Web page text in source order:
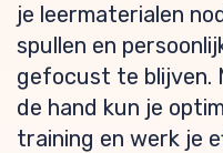
je leermaterialen
spullen en
gefocust te blijven.
de hand kun je
training en werk je